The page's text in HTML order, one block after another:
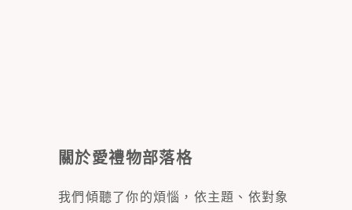
關於愛禮物部落格
我們傾聽了你的煩惱，依主題、依對象